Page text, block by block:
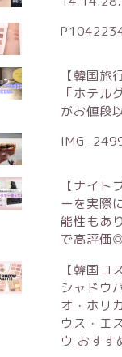
【韓国旅
「ホテル
がお値段
【ナイト
ーを実際
能性もあ
で高評価◎
【韓国コ
シャドウ
オ・ホリ
ウス・エ
ウ おすす